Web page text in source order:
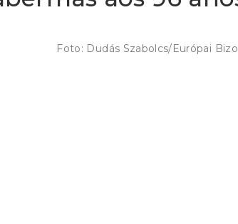
Foto: Dudás Szabolcs/Európai